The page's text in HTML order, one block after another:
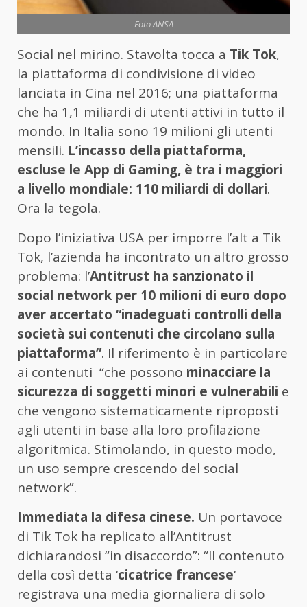
Foto ANSA
Social nel mirino. Stavolta tocca a Tik Tok,
la piattaforma di condivisione di video
lanciata in Cina nel 2016; una piattaforma
che ha 1,1 miliardi di utenti attivi in tutto il
mondo. In Italia sono 19 milioni gli utenti
mensili. L’incasso della piattaforma,
escluse le App di Gaming, è tra i maggiori
a livello mondiale: 110 miliardi di dollari.
Ora la tegola.
Dopo l’iniziativa USA per imporre l’alt a Tik
Tok, l’azienda ha incontrato un altro grosso
problema: l’Antitrust ha sanzionato il
social network per 10 milioni di euro dopo
aver accertato “inadeguati controlli della
società sui contenuti che circolano sulla
piattaforma”. Il riferimento è in particolare
ai contenuti “che possono minacciare la
sicurezza di soggetti minori e vulnerabili e
che vengono sistematicamente riproposti
agli utenti in base alla loro profilazione
algoritmica. Stimolando, in questo modo,
un uso sempre crescendo del social
network”.
Immediata la difesa cinese. Un portavoce
di Tik Tok ha replicato all’Antitrust
dichiarandosi “in disaccordo”: “Il contenuto
della così detta ‘cicatrice francese‘
registrava una media giornaliera di solo